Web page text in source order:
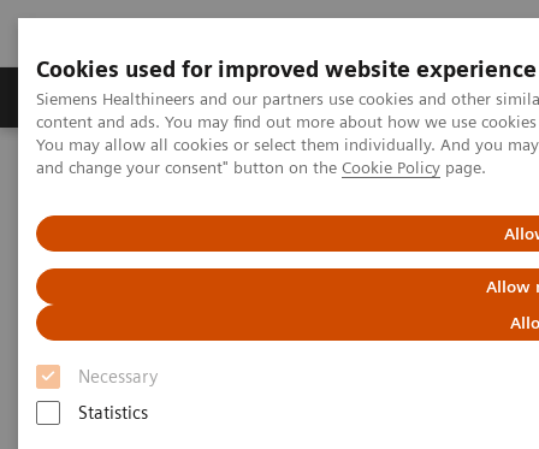
Cookies used for improved website experience
Siemens Healthineers and our partners use cookies and other
content and ads. You may find out more about how we use
You may allow all cookies or select them individually. And you
and change your consent" button on the Cookie Policy page.
Allow
Necessary
Statistics
Produkte und Services Fachbereiche
Home
Weiterbildung & Training
Computertomographie
MSCT Angiographie Workshop
Moderne CT-Angiographie
Möglichkeiten und Indikationen
syngo.via Bildnachverarbeitung und
Befundanalyse